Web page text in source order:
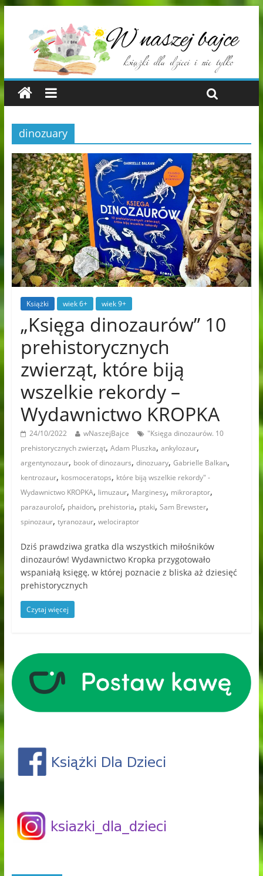
dinozuary
Książki wiek 6+ wiek 9+
„Księga dinozaurów” 10
prehistorycznych
zwierząt, które biją
wszelkie rekordy –
Wydawnictwo KROPKA
24/10/2022 wNaszejBajce
"Księga dinozaurów. 10
prehistorycznych zwierząt, Adam Pluszka, ankylozaur,
argentynozaur, book of dinozaurs, dinozuary, Gabrielle Balkan,
kentrozaur, kosmoceratops, które biją wszelkie rekordy" -
Wydawnictwo KROPKA, limuzaur, Marginesy, mikroraptor,
parazaurolof, phaidon, prehistoria, ptaki, Sam Brewster,
spinozaur, tyranozaur, welociraptor
Dziś prawdziwa gratka dla wszystkich miłośników
dinozaurów! Wydawnictwo Kropka przygotowało
wspaniałą księgę, w której poznacie z bliska aż dziesięć
prehistorycznych
Czytaj więcej